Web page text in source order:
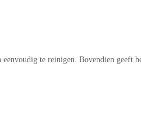
te reinigen. Bovendien geeft